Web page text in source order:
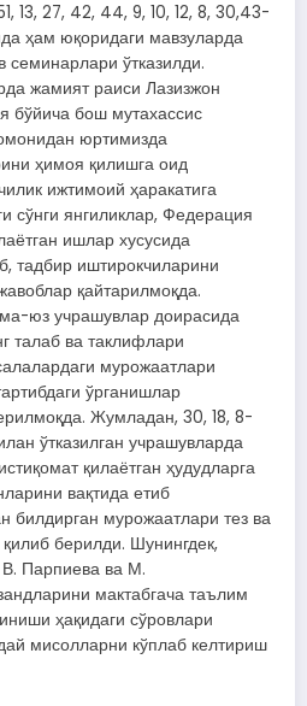
13, 27, 42, 44, 9, 10, 12, 8, 30,43-
ҳам юқоридаги мавзуларда
семинарлари ўтказилди.
жамият раиси Лазизжон
бўйича бош мутахассис
юртимизда
ҳимоя қилишга оид
ижтимоий ҳаракатига
сўнги янгиликлар, Федерация
ишлар хусусида
тадбир иштирокчиларини
қайтарилмоқда.
юз учрашувлар доирасида
талаб ва таклифлари
мурожаатлари
ўрганишлар
Жумладан, 30, 18, 8-
ўтказилган учрашувларда
қилаётган ҳудудларга
вақтида етиб
билдирган мурожаатлари тез ва
берилди. Шунингдек,
В. Парпиева ва М.
мактабгача таълим
ҳақидаги сўровлари
мисолларни кўплаб келтириш